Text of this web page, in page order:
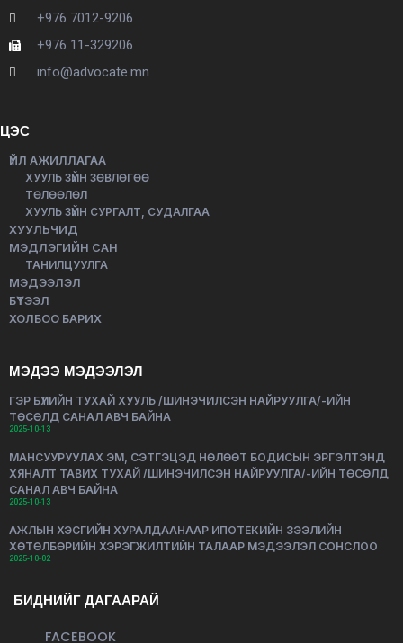
+976 7012-9206
+976 11-329206
info@advocate.mn
ЦЭС
ҮЙЛ АЖИЛЛАГАА
ХУУЛЬ ЗҮЙН ЗӨВЛӨГӨӨ
ТӨЛӨӨЛӨЛ
ХУУЛЬ ЗҮЙН СУРГАЛТ, СУДАЛГАА
ХУУЛЬЧИД
МЭДЛЭГИЙН САН
ТАНИЛЦУУЛГА
МЭДЭЭЛЭЛ
БҮТЭЭЛ
ХОЛБОО БАРИХ
МЭДЭЭ МЭДЭЭЛЭЛ
ГЭР БҮЛИЙН ТУХАЙ ХУУЛЬ /ШИНЭЧИЛСЭН НАЙРУУЛГА/-ИЙН
ТӨСӨЛД САНАЛ АВЧ БАЙНА
2025-10-13
МАНСУУРУУЛАХ ЭМ, СЭТГЭЦЭД НӨЛӨӨТ БОДИСЫН ЭРГЭЛТЭНД
ХЯНАЛТ ТАВИХ ТУХАЙ /ШИНЭЧИЛСЭН НАЙРУУЛГА/-ИЙН ТӨСӨЛД
САНАЛ АВЧ БАЙНА
2025-10-13
АЖЛЫН ХЭСГИЙН ХУРАЛДААНААР ИПОТЕКИЙН ЗЭЭЛИЙН
ХӨТӨЛБӨРИЙН ХЭРЭГЖИЛТИЙН ТАЛААР МЭДЭЭЛЭЛ СОНСЛОО
2025-10-02
БИДНИЙГ ДАГААРАЙ
FACEBOOK